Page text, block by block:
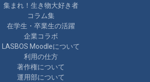
集まれ！生き物大好き者
コラム集
在学生・卒業生の活躍
企業コラボ
LASBOS Moodleについて
利用の仕方
著作権について
運用部について